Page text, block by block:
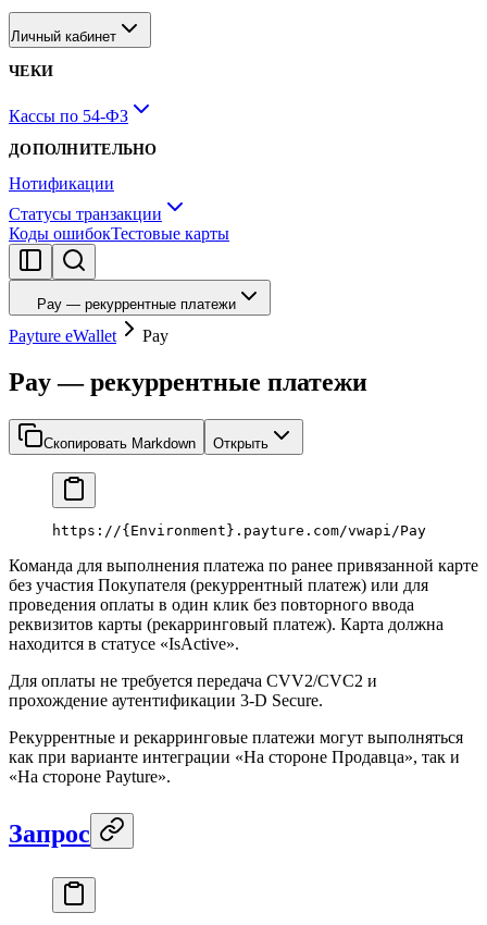
Личный кабинет
ЧЕКИ
Кассы по 54-ФЗ
ДОПОЛНИТЕЛЬНО
Нотификации
Статусы транзакции
Коды ошибокТестовые карты
Pay — рекуррентные платежи
Payture eWallet Pay
Pay — рекуррентные платежи
Скопировать Markdown Открыть
https://{ Environment }.payture.com/vwapi/Pay
Команда для выполнения платежа по ранее привязанной карте
без участия Покупателя (рекуррентный платеж) или для
проведения оплаты в один клик без повторного ввода
реквизитов карты (рекарринговый платеж). Карта должна
находится в статусе «IsActive».
Для оплаты не требуется передача CVV2/CVC2 и
прохождение аутентификации 3-D Secure.
Рекуррентные и рекарринговые платежи могут выполняться
как при варианте интеграции «На стороне Продавца», так и
«На стороне Payture».
Запрос